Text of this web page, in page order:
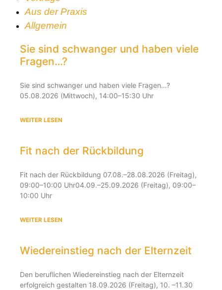
Aus der Praxis
Allgemein
Sie sind schwanger und haben viele
Fragen…?
Sie sind schwanger und haben viele Fragen…?
05.08.2026 (Mittwoch), 14:00–15:30 Uhr
WEITER LESEN
Fit nach der Rückbildung
Fit nach der Rückbildung 07.08.–28.08.2026 (Freitag),
09:00–10:00 Uhr04.09.–25.09.2026 (Freitag), 09:00–
10:00 Uhr
WEITER LESEN
Wiedereinstieg nach der Elternzeit
Den beruflichen Wiedereinstieg nach der Elternzeit
erfolgreich gestalten 18.09.2026 (Freitag), 10. –11.30